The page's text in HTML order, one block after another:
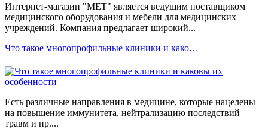
Интернет-магазин "МЕТ" является ведущим поставщиком
медицинского оборудования и мебели для медицинских
учреждений. Компания предлагает широкий...
Что такое многопрофильные клиники и како…
Есть различные направления в медицине, которые нацелены
на повышение иммунитета, нейтрализацию последствий
травм и пр....